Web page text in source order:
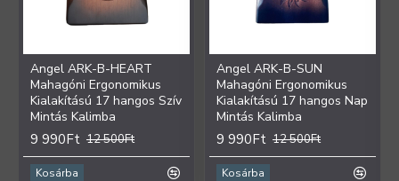
Angel ARK-B-HEART
Mahagóni Ergonomikus
Kialakítású 17 hangos Szív
Mintás Kalimba
9 990Ft 12 500Ft
Kosárba
Angel ARK-B-SUN
Mahagóni Ergonomikus
Kialakítású 17 hangos Nap
Mintás Kalimba
9 990Ft 12 500Ft
Kosárba